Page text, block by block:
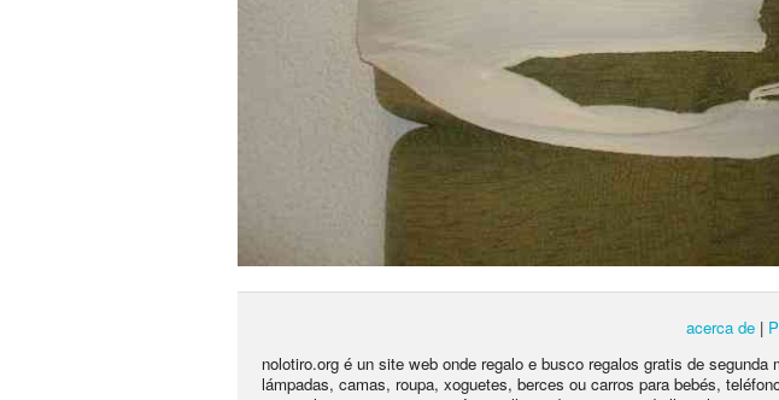
acerca de |
nolotiro.org é un site web onde regalo e busco regalos gratis de
lámpadas, camas, roupa, xoguetes, berces ou carros para bebés,